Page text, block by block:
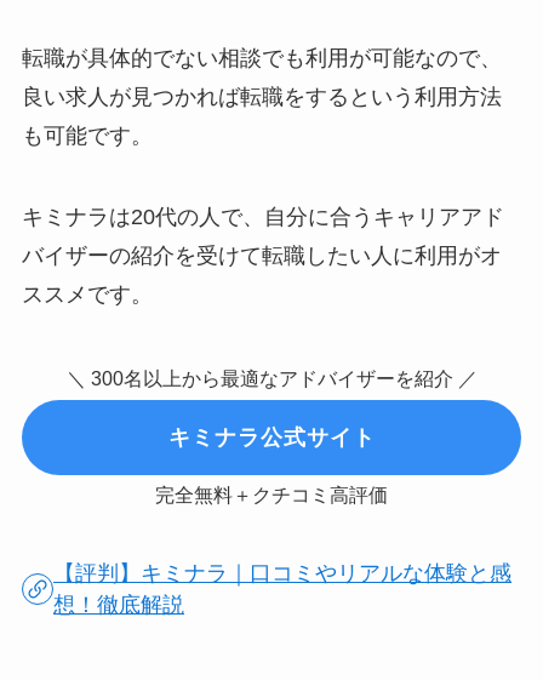
転職が具体的でない相談でも利用が可能なので、
良い求人が見つかれば転職をするという利用方法
も可能です。
キミナラは20代の人で、自分に合うキャリアアド
バイザーの紹介を受けて転職したい人に利用がオ
ススメです。
＼ 300名以上から最適なアドバイザーを紹介 ／
キミナラ公式サイト
完全無料＋クチコミ高評価
【評判】キミナラ｜口コミやリアルな体験と感
想！徹底解説